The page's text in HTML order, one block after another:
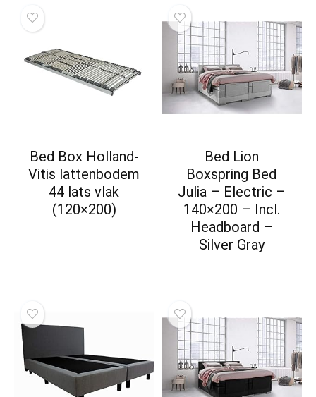
Bed Box Holland-
Vitis lattenbodem
44 lats vlak
(120×200)
Bed Lion
Boxspring Bed
Julia – Electric –
140×200 – Incl.
Headboard –
Silver Gray